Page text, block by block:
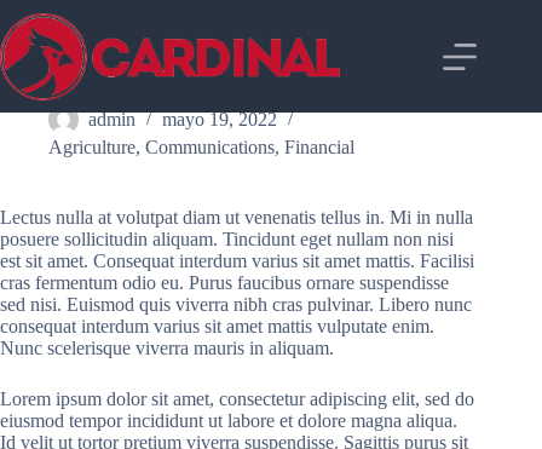
Saltar
al
contenido
Accumsan Tortor Posuere Acutare Consequat
admin
mayo 19, 2022
Agriculture, Communications, Financial
Lectus nulla at volutpat diam ut venenatis tellus in. Mi in nulla
posuere sollicitudin aliquam. Tincidunt eget nullam non nisi
est sit amet. Consequat interdum varius sit amet mattis. Facilisi
cras fermentum odio eu. Purus faucibus ornare suspendisse
sed nisi. Euismod quis viverra nibh cras pulvinar. Libero nunc
consequat interdum varius sit amet mattis vulputate enim.
Nunc scelerisque viverra mauris in aliquam.
Lorem ipsum dolor sit amet, consectetur adipiscing elit, sed do
eiusmod tempor incididunt ut labore et dolore magna aliqua.
Id velit ut tortor pretium viverra suspendisse. Sagittis purus sit